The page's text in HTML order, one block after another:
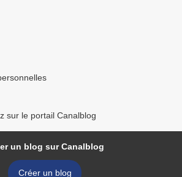
sur le portail Canalblog
un blog sur Canalblog
Créer un blog